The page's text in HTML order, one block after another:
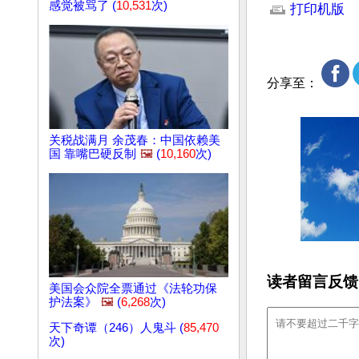
感觉被骂了 (10,531次)
关税战满月 余茂春：中国依赖美
国 靠嘴巴硬反制 🖼️ (10,160次)
美国会众院全票通过《法轮功保
护法案》
🖼️ (6,268次)
天下奇谭（246）人鬼斗 (85,470
次)
打印机版
分享至：
读者留言反